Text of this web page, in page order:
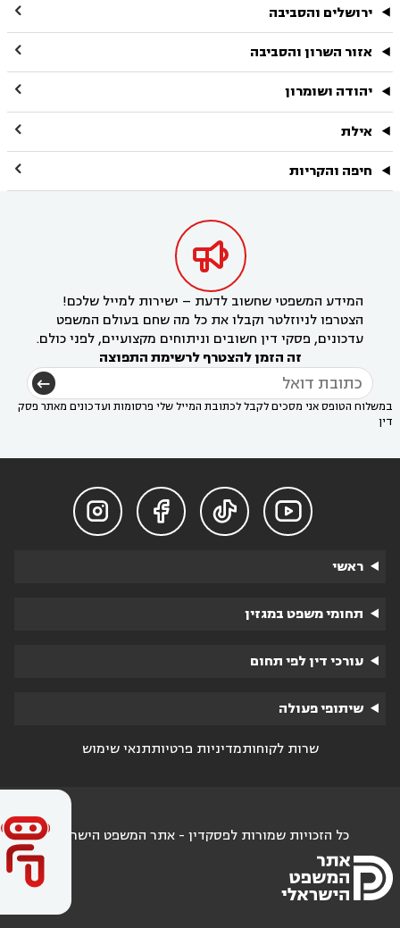
ירושלים והסביבה 
אזור השרון והסביבה 
יהודה ושומרון 
אילת 
חיפה והקריות 

המידע המשפטי שחשוב לדעת – ישירות למייל שלכם!
הצטרפו לניוזלטר וקבלו את כל מה שחם בעולם המשפט
עדכונים, פסקי דין חשובים וניתוחים מקצועיים, לפני כולם.
זה הזמן להצטרף לרשימת התפוצה
במשלוח הטופס אני מסכים לקבל לכתובת המייל שלי פרסומות ועדכונים מאתר פסק
דין




ראשי
תחומי משפט במגזין
עורכי דין לפי תחום
שיתופי פעולה
שרות לקוחותמדיניות פרטיותתנאי שימוש
כל הזכויות שמורות לפסקדין - אתר המשפט הישראלי